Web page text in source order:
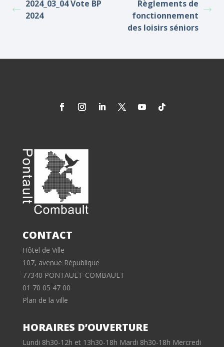
2024_03_04 Vote BP
2024
Règlements de
fonctionnement
des loisirs séniors
CONTACT
Hôtel de Ville
107, avenue République
77340 PONTAULT-COMBAULT
01 70 05 47 00
Plan de la ville
HORAIRES D’OUVERTURE
Lundi 8h30-12h et 13h30-18h Mardi 8h30-18h Mercredi